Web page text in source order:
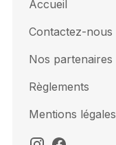
Accueil
Contactez-nous
Nos partenaires
Règlements
Mentions légales